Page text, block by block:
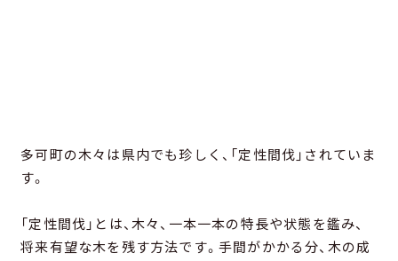
多可町の木々は県内でも珍しく、「定性間伐」されていま
す。
「定性間伐」とは、木々、一本一本の特長や状態を鑑み、
将来有望な木を残す方法です。手間がかかる分、木の成